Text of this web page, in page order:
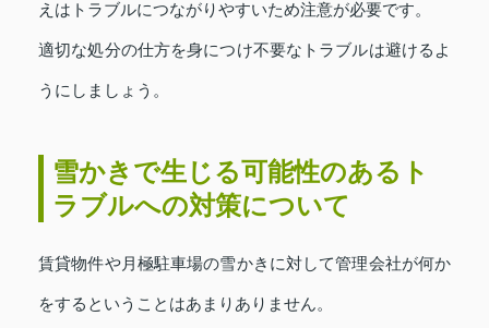
えはトラブルにつながりやすいため注意が必要です。
適切な処分の仕方を身につけ不要なトラブルは避けるよ
うにしましょう。
雪かきで生じる可能性のあるト
ラブルへの対策について
賃貸物件や月極駐車場の雪かきに対して管理会社が何か
をするということはあまりありません。